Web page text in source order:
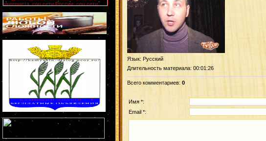
Язык: Русский
Длительность материала: 00:01:26
Всего комментариев: 0
Имя *:
Email *: